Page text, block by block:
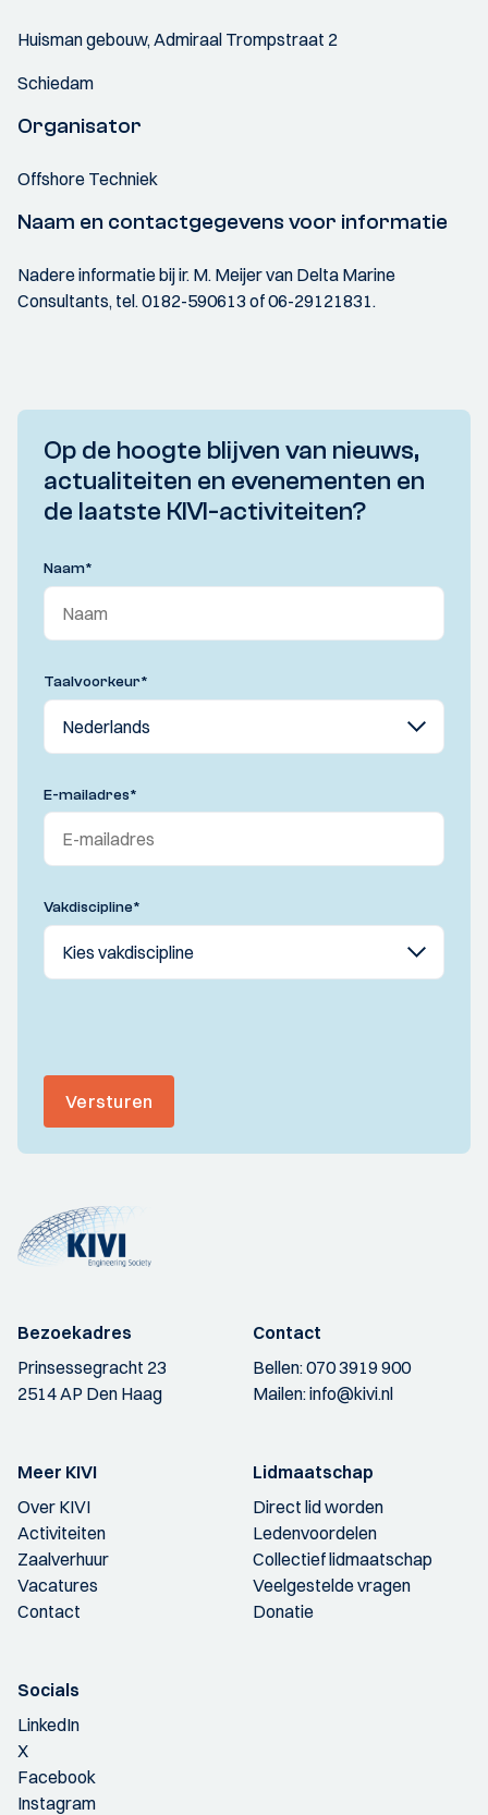
Huisman gebouw, Admiraal Trompstraat 2
Schiedam
Organisator
Offshore Techniek
Naam en contactgegevens voor informatie
Nadere informatie bij ir. M. Meijer van Delta Marine
Consultants, tel. 0182-590613 of 06-29121831.
Op de hoogte blijven van nieuws,
actualiteiten en evenementen en
de laatste KIVI-activiteiten?
Naam*
Taalvoorkeur*
E-mailadres*
Vakdiscipline*
Versturen
Bezoekadres
Prinsessegracht 23
2514 AP Den Haag
Contact
Bellen:070 3919 900
Mailen:info@kivi.nl
Meer KIVI
Over KIVI
Activiteiten
Zaalverhuur
Vacatures
Contact
Lidmaatschap
Direct lid worden
Ledenvoordelen
Collectief lidmaatschap
Veelgestelde vragen
Donatie
Socials
LinkedIn
X
Facebook
Instagram